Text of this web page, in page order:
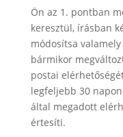
Ön az 1. pontban
keresztül, írásban
módosítsa
bármikor
postai
legfeljebb 30
által megadott
értesíti.